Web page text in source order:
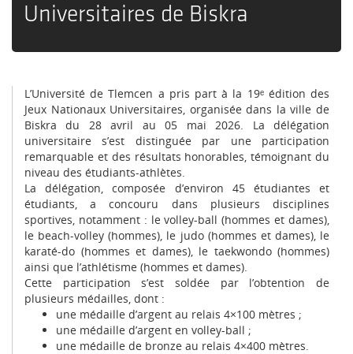
Universitaires de Biskra
L’Université de Tlemcen a pris part à la 19ᵉ édition des
Jeux Nationaux Universitaires, organisée dans la ville de
Biskra du 28 avril au 05 mai 2026. La délégation
universitaire s’est distinguée par une participation
remarquable et des résultats honorables, témoignant du
niveau des étudiants-athlètes.
La délégation, composée d’environ 45 étudiantes et
étudiants, a concouru dans plusieurs disciplines
sportives, notamment : le volley-ball (hommes et dames),
le beach-volley (hommes), le judo (hommes et dames), le
karaté-do (hommes et dames), le taekwondo (hommes)
ainsi que l’athlétisme (hommes et dames).
Cette participation s’est soldée par l’obtention de
plusieurs médailles, dont :
une médaille d’argent au relais 4×100 mètres ;
une médaille d’argent en volley-ball ;
une médaille de bronze au relais 4×400 mètres.